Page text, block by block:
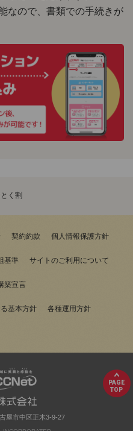
なので、書類での手続きが
く割
契約約款 個人情報保護方針
基準 サイトのご利用について
築宣言
基本方針 各種運用方針
屋市中区正木3-9-27
PAGE
TOP